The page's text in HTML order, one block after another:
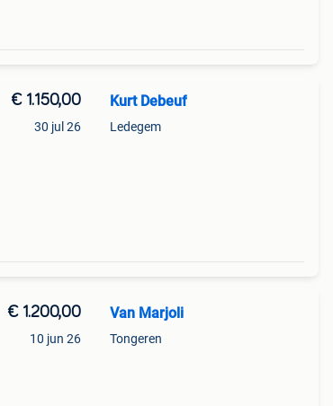
€ 1.150,00
30 jul 26
Kurt Debeuf
Ledegem
€ 1.200,00
10 jun 26
Van Marjoli
Tongeren